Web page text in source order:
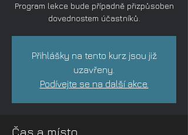
Program lekce bude případně přizpůsoben
dovednostem účastníků.
Přihlášky na tento kurz jsou již
uzavřeny.
Podívejte se na další akce.
Čas a místo